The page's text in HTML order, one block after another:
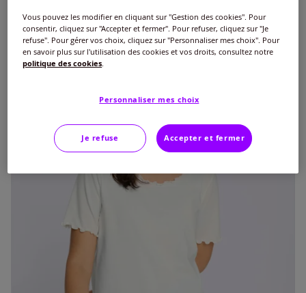
Vous pouvez les modifier en cliquant sur "Gestion des cookies". Pour
consentir, cliquez sur "Accepter et fermer". Pour refuser, cliquez sur "Je
refuse". Pour gérer vos choix, cliquez sur "Personnaliser mes choix". Pour
en savoir plus sur l'utilisation des cookies et vos droits, consultez notre
politique des cookies.
Personnaliser mes choix
Je refuse Accepter et fermer